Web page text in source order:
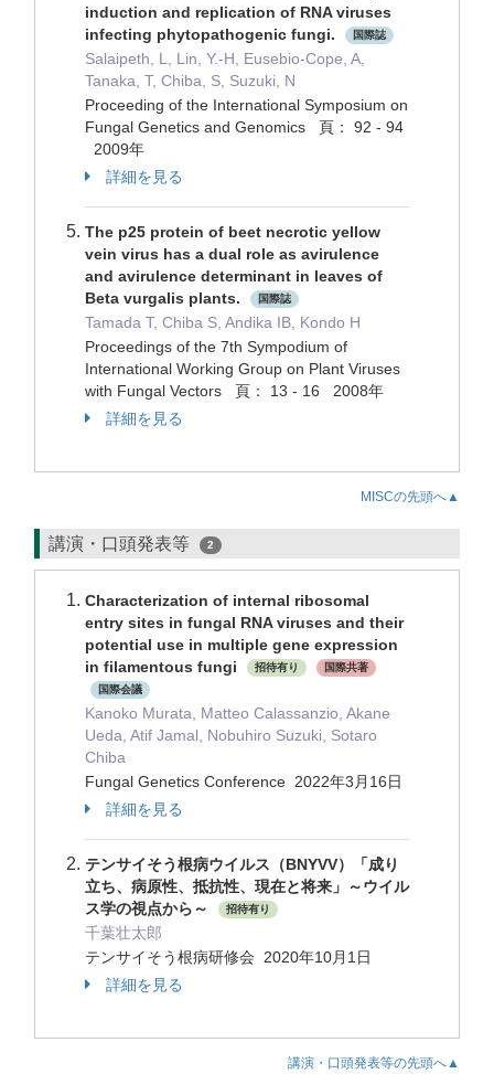
induction and replication of RNA viruses
infecting phytopathogenic fungi.
国際誌
Salaipeth, L, Lin, Y.-H, Eusebio-Cope, A,
Tanaka, T, Chiba, S, Suzuki, N
Proceeding of the International Symposium on
Fungal Genetics and Genomics 頁： 92 - 94
2009年
詳細を見る
The p25 protein of beet necrotic yellow
vein virus has a dual role as avirulence
and avirulence determinant in leaves of
Beta vurgalis plants.
国際誌
Tamada T, Chiba S, Andika IB, Kondo H
Proceedings of the 7th Sympodium of
International Working Group on Plant Viruses
with Fungal Vectors 頁： 13 - 16 2008年
詳細を見る
MISCの先頭へ▲
講演・口頭発表等 2
Characterization of internal ribosomal
entry sites in fungal RNA viruses and their
potential use in multiple gene expression
in filamentous fungi
招待有り
国際共著
国際会議
Kanoko Murata, Matteo Calassanzio, Akane
Ueda, Atif Jamal, Nobuhiro Suzuki, Sotaro
Chiba
Fungal Genetics Conference 2022年3月16日
詳細を見る
テンサイそう根病ウイルス（BNYVV）「成り
立ち、病原性、抵抗性、現在と将来」～ウイル
ス学の視点から～
招待有り
千葉壮太郎
テンサイそう根病研修会 2020年10月1日
詳細を見る
講演・口頭発表等の先頭へ▲